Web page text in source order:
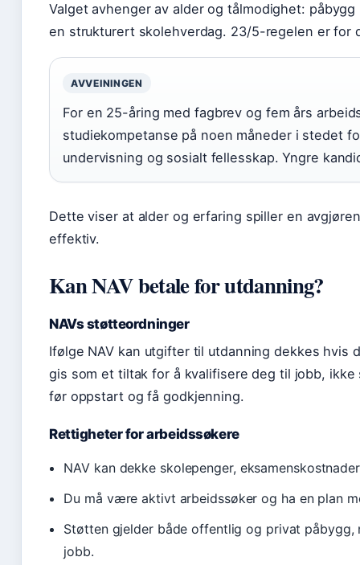
Valget avhenger av alder og tålmodighet:
en strukturert skolehverdag. 23/5-regelen er for
AVVEININGEN
For en 25-åring med fagbrev og fem års
studiekompetanse på noen måneder i stedet
undervisning og sosialt fellesskap. Yngre
Dette viser at alder og erfaring spiller en
effektiv.
Kan NAV betale for utdanning?
NAVs støtteordninger
Ifølge NAV kan utgifter til utdanning dekkes hvis
gis som et tiltak for å kvalifisere deg til jobb,
før oppstart og få godkjenning.
Rettigheter for arbeidssøkere
NAV kan dekke skolepenger,
Du må være aktivt arbeidssøker og ha en plan
Støtten gjelder både offentlig og privat
jobb.